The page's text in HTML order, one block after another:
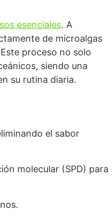
esenciales. A
de microalgas
proceso no solo
siendo una
su rutina diaria.
el sabor
molecular (SPD) para